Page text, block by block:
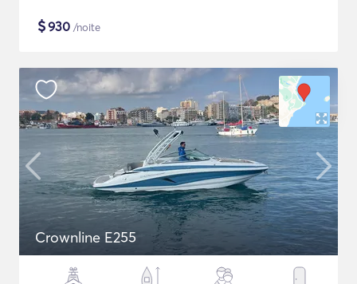
$930 /noite
Crownline E255